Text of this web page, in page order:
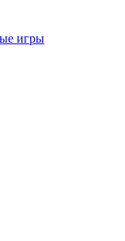
игры